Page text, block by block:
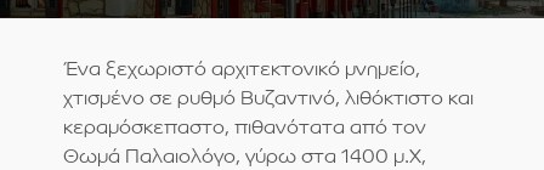
Ένα ξεχωριστό αρχιτεκτονικό μνημείο,
χτισμένο σε ρυθμό Βυζαντινό, λιθόκτιστο και
κεραμόσκεπαστο, πιθανότατα από τον
Θωμά Παλαιολόγο, γύρω στα 1400 μ.Χ,